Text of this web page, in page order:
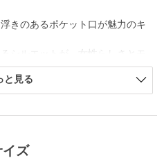
きのあるポケット口が魅力のキ
。
も良く、きちんと感とリラック
た別注素材を使用。
ウールのあたたかみが融合した
と見る
イズ